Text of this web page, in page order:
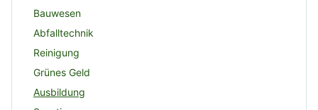
Bauwesen
Abfalltechnik
Reinigung
Grünes Geld
Ausbildung